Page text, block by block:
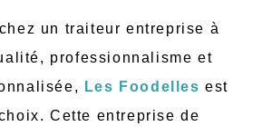
un traiteur entreprise à
professionnalisme et
Les Foodelles est
Cette entreprise de